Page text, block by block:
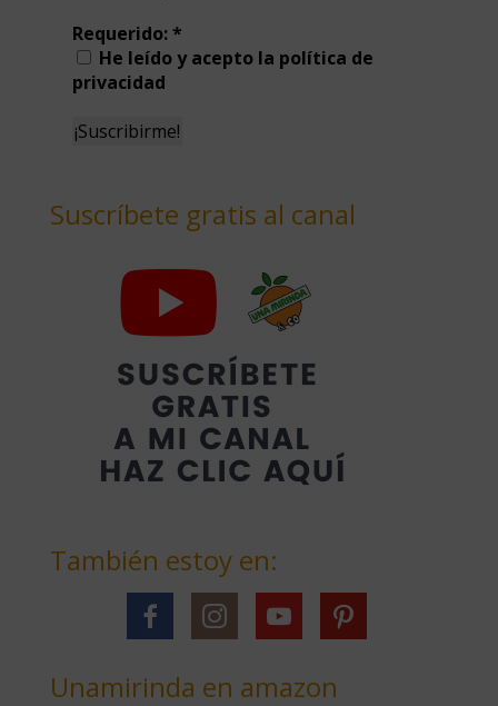
Requerido:*
He leído y acepto la política de
privacidad
Suscríbete gratis al canal
También estoy en:
Unamirinda en amazon